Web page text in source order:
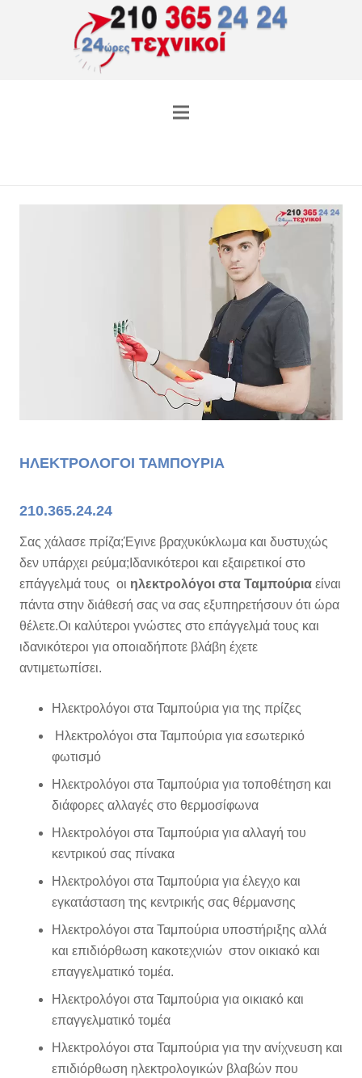
ΗΛΕΚΤΡΟΛΟΓΟΙ ΤΑΜΠΟΥΡΙΑ
210.365.24.24
Σας χάλασε πρίζα;Έγινε βραχυκύκλωμα και δυστυχώς
δεν υπάρχει ρεύμα;Ιδανικότεροι και εξαιρετικοί στο
επάγγελμά τους οι ηλεκτρολόγοι στα Ταμπούρια είναι
πάντα στην διάθεσή σας να σας εξυπηρετήσουν ότι ώρα
θέλετε.Οι καλύτεροι γνώστες στο επάγγελμά τους και
ιδανικότεροι για οποιαδήποτε βλάβη έχετε
αντιμετωπίσει.
Ηλεκτρολόγοι στα Ταμπούρια για της πρίζες
Ηλεκτρολόγοι στα Ταμπούρια για εσωτερικό
φωτισμό
Ηλεκτρολόγοι στα Ταμπούρια για τοποθέτηση και
διάφορες αλλαγές στο θερμοσίφωνα
Ηλεκτρολόγοι στα Ταμπούρια για αλλαγή του
κεντρικού σας πίνακα
Ηλεκτρολόγοι στα Ταμπούρια για έλεγχο και
εγκατάσταση της κεντρικής σας θέρμανσης
Ηλεκτρολόγοι στα Ταμπούρια υποστήριξης αλλά
και επιδιόρθωση κακοτεχνιών στον οικιακό και
επαγγελματικό τομέα.
Ηλεκτρολόγοι στα Ταμπούρια για οικιακό και
επαγγελματικό τομέα
Ηλεκτρολόγοι στα Ταμπούρια για την ανίχνευση και
επιδιόρθωση ηλεκτρολογικών βλαβών που